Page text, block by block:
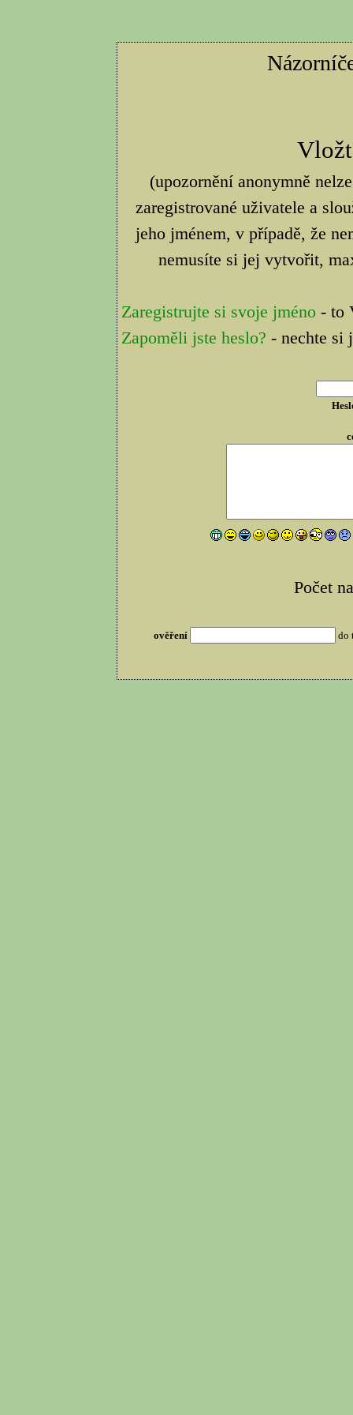
(upozornění anonymně
zaregistrované uživatele a
jeho jménem, v případě, že
nemusíte si jej vytvořit,
Zaregistrujte si svoje jméno- to
Zapoměli jste heslo? - nechte si
Počet
ověření do